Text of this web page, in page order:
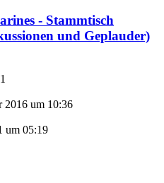
- Stammtisch
und Geplauder)
1
2016 um 10:36
um 05:19